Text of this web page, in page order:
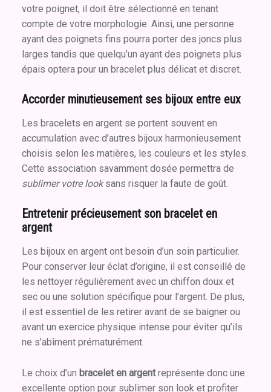
votre poignet, il doit être sélectionné en tenant
compte de votre morphologie. Ainsi, une personne
ayant des poignets fins pourra porter des joncs plus
larges tandis que quelqu’un ayant des poignets plus
épais optera pour un bracelet plus délicat et discret.
Accorder minutieusement ses bijoux entre eux
Les bracelets en argent se portent souvent en
accumulation avec d’autres bijoux harmonieusement
choisis selon les matières, les couleurs et les styles.
Cette association savamment dosée permettra de
sublimer votre looksans risquer la faute de goût.
Entretenir précieusement son bracelet en
argent
Les bijoux en argent ont besoin d’un soin particulier.
Pour conserver leur éclat d’origine, il est conseillé de
les nettoyer régulièrement avec un chiffon doux et
sec ou une solution spécifique pour l’argent. De plus,
il est essentiel de les retirer avant de se baigner ou
avant un exercice physique intense pour éviter qu’ils
ne s’abîment prématurément.
Le choix d’un bracelet en argentreprésente donc une
excellente option pour sublimer son look et profiter